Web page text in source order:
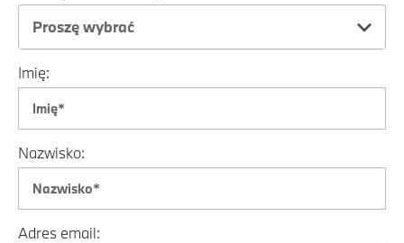
Proszę wybrać
Imię:
Nazwisko:
Adres email: